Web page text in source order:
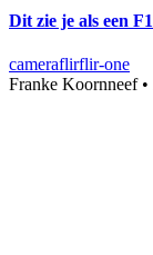
Dit zie je als een
cameraflirflir-one
Franke Koornneef•